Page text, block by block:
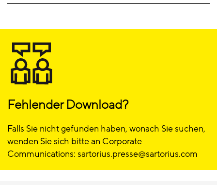
Fehlender Download?
Falls Sie nicht gefunden haben, wonach Sie suchen,
wenden Sie sich bitte an Corporate
Communications: sartorius.presse@sartorius.com